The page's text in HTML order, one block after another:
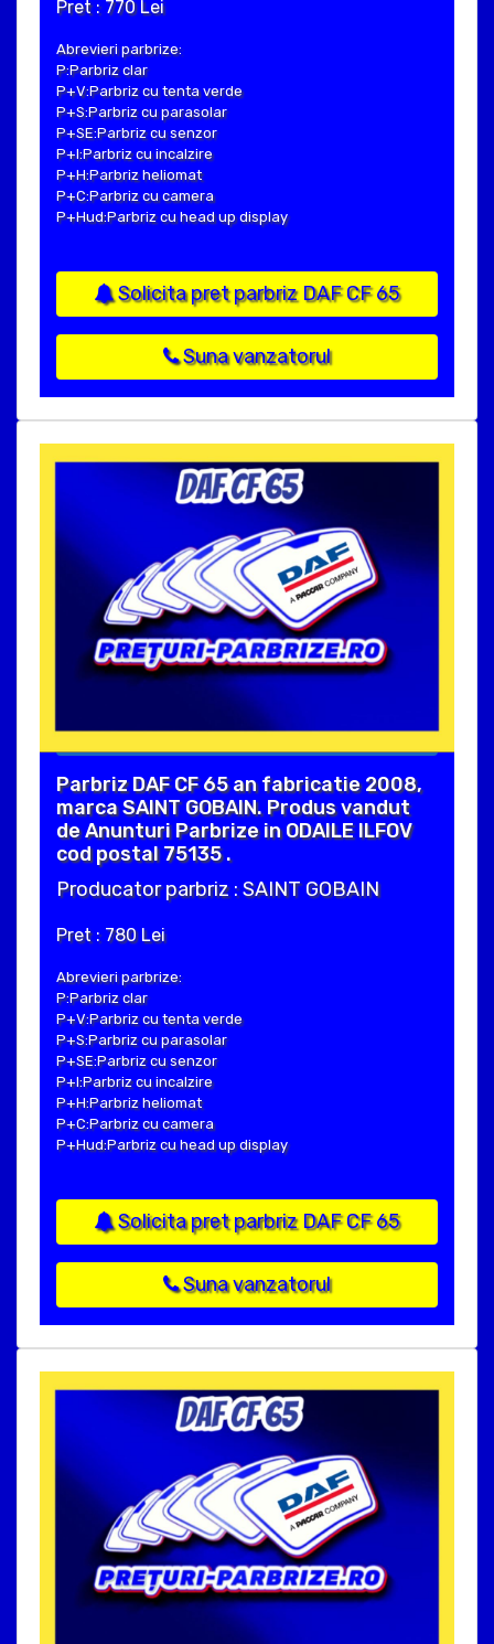
Pret : 770 Lei
Abrevieri parbrize:
P:Parbriz clar
P+V:Parbriz cu tenta verde
P+S:Parbriz cu parasolar
P+SE:Parbriz cu senzor
P+I:Parbriz cu incalzire
P+H:Parbriz heliomat
P+C:Parbriz cu camera
P+Hud:Parbriz cu head up display
Solicita pret parbriz DAF CF 65
Suna vanzatorul
Parbriz DAF CF 65 an fabricatie 2008,
marca SAINT GOBAIN. Produs vandut
de Anunturi Parbrize in ODAILE ILFOV
cod postal 75135 .
Producator parbriz : SAINT GOBAIN
Pret : 780 Lei
Abrevieri parbrize:
P:Parbriz clar
P+V:Parbriz cu tenta verde
P+S:Parbriz cu parasolar
P+SE:Parbriz cu senzor
P+I:Parbriz cu incalzire
P+H:Parbriz heliomat
P+C:Parbriz cu camera
P+Hud:Parbriz cu head up display
Solicita pret parbriz DAF CF 65
Suna vanzatorul